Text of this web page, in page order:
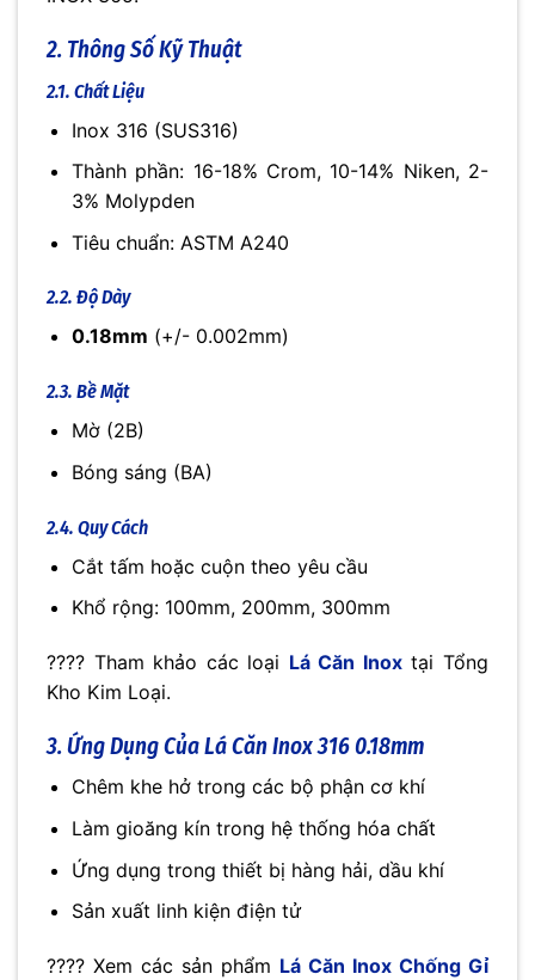
2. Thông Số Kỹ Thuật
2.1. Chất Liệu
Inox 316 (SUS316)
Thành phần: 16-18% Crom, 10-14% Niken, 2-
3% Molypden
Tiêu chuẩn: ASTM A240
2.2. Độ Dày
0.18mm (+/- 0.002mm)
2.3. Bề Mặt
Mờ (2B)
Bóng sáng (BA)
2.4. Quy Cách
Cắt tấm hoặc cuộn theo yêu cầu
Khổ rộng: 100mm, 200mm, 300mm
???? Tham khảo các loại Lá Căn Inoxtại Tổng
Kho Kim Loại.
3. Ứng Dụng Của Lá Căn Inox 316 0.18mm
Chêm khe hở trong các bộ phận cơ khí
Làm gioăng kín trong hệ thống hóa chất
Ứng dụng trong thiết bị hàng hải, dầu khí
Sản xuất linh kiện điện tử
???? Xem các sản phẩm Lá Căn Inox Chống Gỉ